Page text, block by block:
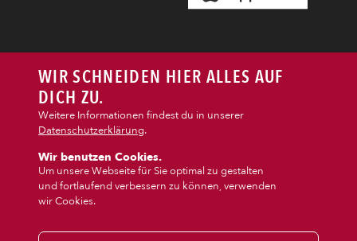
GETRÄNKE
WIR SCHNEIDEN HIER ALLES AUF
DICH ZU.
Weitere Informationen findest du in unserer
Datenschutzerklärung.
Wir benutzen Cookies.
Um unsere Webseite für Sie optimal zu gestalten
und fortlaufend verbessern zu können, verwenden
wir Cookies.